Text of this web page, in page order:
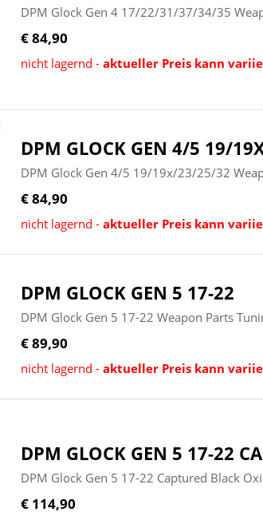
DPM Glock Gen 4 17/22/31/37/34/35
€ 84,90
nicht lagernd - aktueller Preis kann
DPM GLOCK GEN 4/5 19/
DPM Glock Gen 4/5 19/19x/23/25/32
€ 84,90
nicht lagernd - aktueller Preis kann
DPM GLOCK GEN 5 17-22
DPM Glock Gen 5 17-22 Weapon Parts
€ 89,90
nicht lagernd - aktueller Preis kann
DPM GLOCK GEN 5 17-22
DPM Glock Gen 5 17-22 Captured Black
€ 114,90